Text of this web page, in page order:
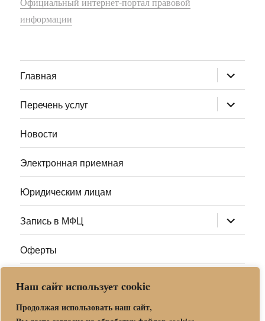
Наш сайт использует cookie
Продолжая использовать наш сайт,
информации
Главная раскрыть
дочернее
меню
Перечень услуг
раскрыть
дочернее
меню
Новости
Электронная приемная
Юридическим лицам
Запись в МФЦ раскрыть
дочернее
меню
Оферты
Адреса МФЦ МО